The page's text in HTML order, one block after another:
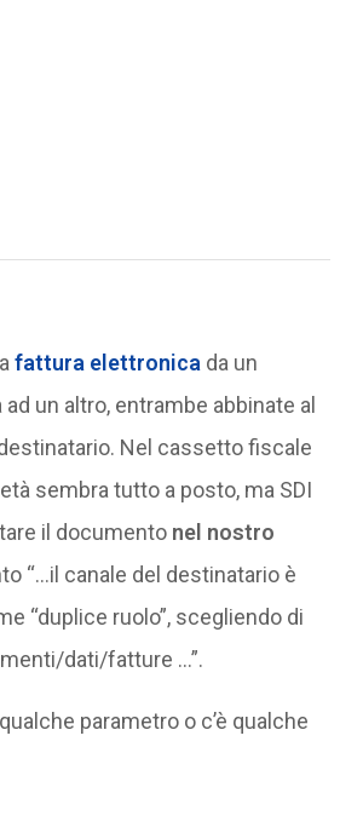
fattura elettronica da un
un altro, entrambe abbinate al
Nel cassetto fiscale
sembra tutto a posto, ma SDI
il documento nel nostro
“…il canale del destinatario è
“duplice ruolo”, scegliendo di
dati/fatture …”.
parametro o c’è qualche